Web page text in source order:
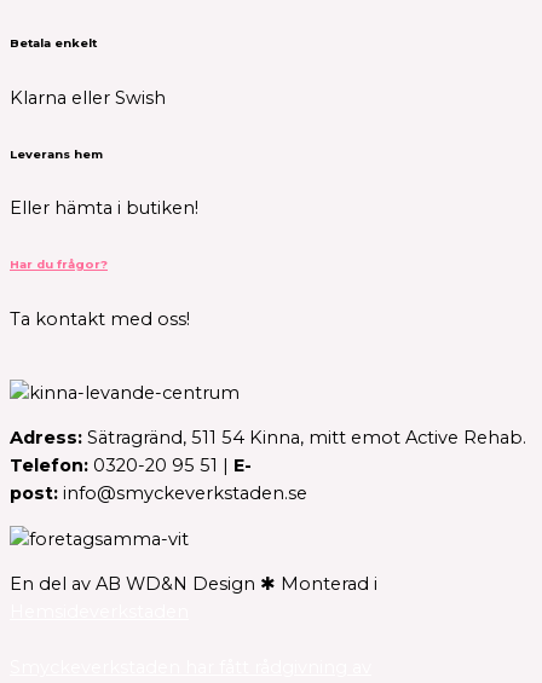
Betala enkelt
Klarna eller Swish
Leverans hem
Eller hämta i butiken!
Har du frågor?
Ta kontakt med oss!
Adress: Sätragränd, 511 54 Kinna, mitt emot Active Rehab.
Telefon: 0320-20 95 51 | E-
post: info@smyckeverkstaden.se
En del av AB WD&N Design ✱ Monterad i